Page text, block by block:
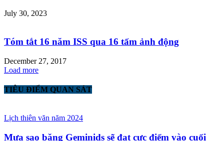
July 30, 2023
Tóm tắt 16 năm ISS qua 16 tấm ảnh động
December 27, 2017
Load more
TIÊU ĐIỂM QUAN SÁT
Lịch thiên văn năm 2024
Mưa sao băng Geminids sẽ đạt cực điểm vào cuối